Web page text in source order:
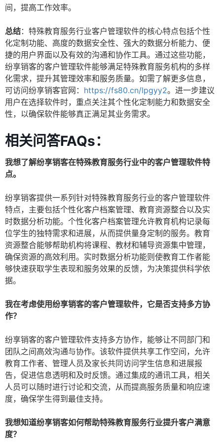
间，提高工作效率。
总结：特殊教育服务行业客户管理软件的核心特点包括个性
化定制功能、高度的数据安全性、强大的数据分析能力、便
捷的用户界面以及有效的沟通和协作工具。通过这些功能，
纷享销客的客户管理软件能够满足特殊教育服务机构的多样
化需求，提升其管理效率和服务质量。如需了解更多信息，
可访问纷享销客官网： https://fs80.cn/lpgyy2。进一步建议
用户在选择软件时，重点关注其个性化定制能力和数据安全
性，以确保软件能够真正满足其业务需求。
相关问答FAQs：
我想了解纷享销客在特殊教育服务行业中的客户管理软件特
点。
纷享销客提供一系列针对特殊教育服务行业的客户管理软件
特点，主要包括个性化客户档案管理、教育资源整合以及实
时数据分析功能。个性化客户档案管理允许教育机构记录每
位学生的独特需求和进展，从而提供量身定制的服务。教育
资源整合能够帮助机构将课程、教材和辅导资源集中管理，
确保资源的高效利用。实时数据分析功能则使教育工作者能
够快速获取学生表现和服务效果的反馈，为决策提供科学依
据。
我在考虑使用纷享销客的客户管理软件，它是否支持多方协
作？
纷享销客的客户管理软件支持多方协作，能够让不同部门和
团队之间高效沟通与协作。该软件提供共享工作空间，允许
教育工作者、管理人员及家长共同访问学生信息和进展报
告，促进信息透明和及时反馈。通过集成的通讯工具，相关
人员可以随时进行讨论和交流，从而提高服务质量和响应速
度，确保学生得到最佳支持。
我想知道纷享销客如何帮助特殊教育服务行业提升客户满意
度？